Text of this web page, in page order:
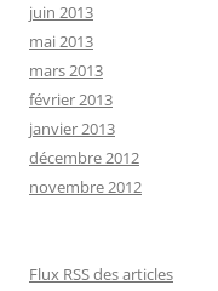
juin 2013
mai 2013
mars 2013
février 2013
janvier 2013
décembre 2012
novembre 2012
Flux RSS des articles